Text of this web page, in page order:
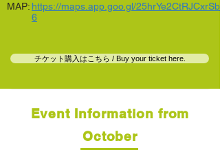
MAP: https://maps.app.goo.gl/25hrYe2CtRJCxrSb
6
チケット購入はこちら / Buy your ticket here.
Event Information from
October